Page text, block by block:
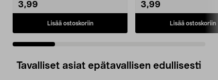
3,99
Lisää ostoskoriin
3,99
Lisää ostoskoriin
Tavalliset asiat epätavallisen edullisesti